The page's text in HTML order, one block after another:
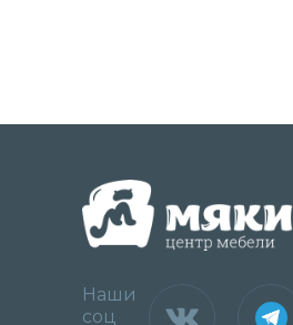
Наши
соц